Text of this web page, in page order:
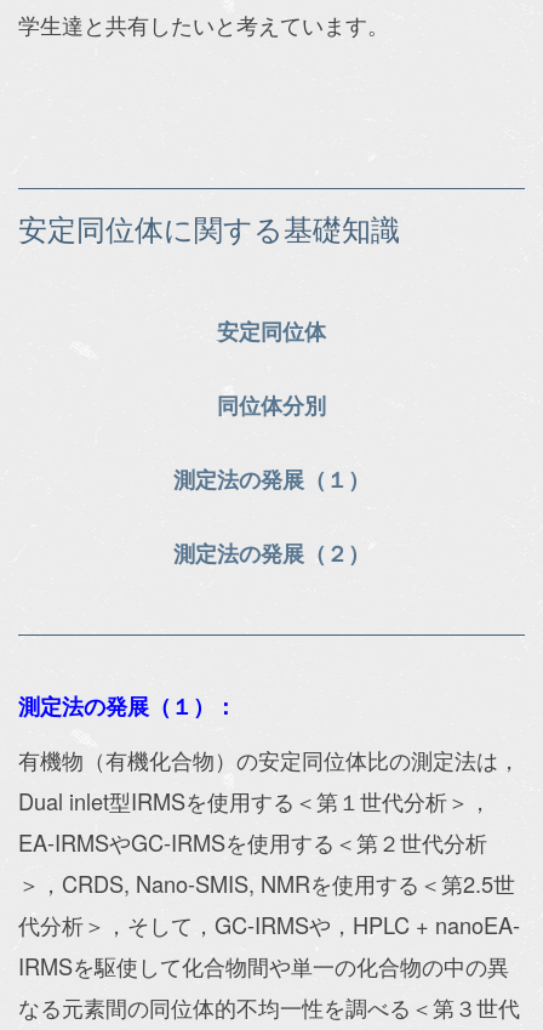
学生達と共有したいと考えています。
安定同位体に関する基礎知識
安定同位体
同位体分別
測定法の発展（１）
測定法の発展（２）
測定法の発展（１）：
有機物（有機化合物）の安定同位体比の測定法は，
Dual inlet型IRMSを使用する＜第１世代分析＞，
EA-IRMSやGC-IRMSを使用する＜第２世代分析
＞，CRDS, Nano-SMIS, NMRを使用する＜第2.5世
代分析＞，そして，GC-IRMSや，HPLC + nanoEA-
IRMSを駆使して化合物間や単一の化合物の中の異
なる元素間の同位体的不均一性を調べる＜第３世代